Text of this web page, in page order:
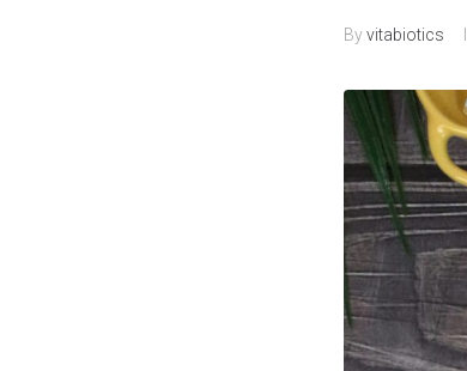
Byvitabiotics